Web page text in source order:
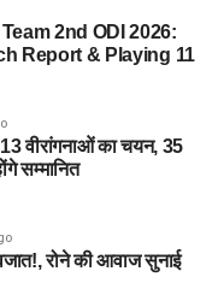
2nd ODI 2026:
Report & Playing 11
वीरांगनाओं का चयन, 35
सम्मानित
रोने की आवाज सुनाई